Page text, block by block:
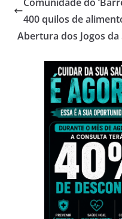
400 quilos de
Abertura dos Jogos